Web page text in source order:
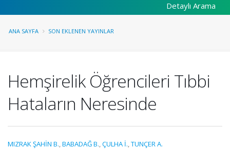
Detaylı Arama
ANA SAYFA SON EKLENEN YAYINLAR
Hemşirelik Öğrencileri Tıbbi
Hataların Neresinde
MIZRAK ŞAHİN B.,BABADAĞ B.,ÇULHA İ.,TUNÇER A.